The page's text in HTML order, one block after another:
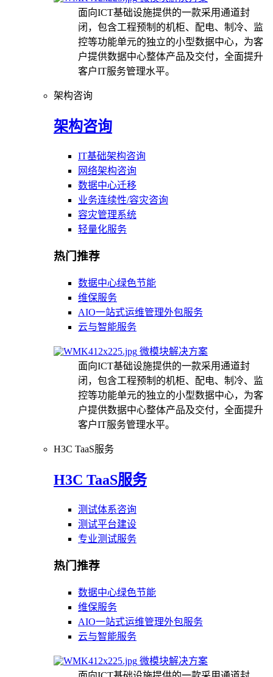
面向ICT基础设施提供的一款采用通道封
闭，包含工程预制的机柜、配电、制冷、监
控等功能单元的独立的小型数据中心，为客
户提供数据中心整体产品及交付，全面提升
客户IT服务管理水平。
架构咨询
架构咨询
IT基础架构咨询
网络架构咨询
数据中心迁移
业务连续性/容灾咨询
容灾管理系统
轻量化服务
热门推荐
数据中心绿色节能
维保服务
AIO一站式运维管理外包服务
云与智能服务
微模块解决方案
面向ICT基础设施提供的一款采用通道封
闭，包含工程预制的机柜、配电、制冷、监
控等功能单元的独立的小型数据中心，为客
户提供数据中心整体产品及交付，全面提升
客户IT服务管理水平。
H3C TaaS服务
H3C TaaS服务
测试体系咨询
测试平台建设
专业测试服务
热门推荐
数据中心绿色节能
维保服务
AIO一站式运维管理外包服务
云与智能服务
微模块解决方案